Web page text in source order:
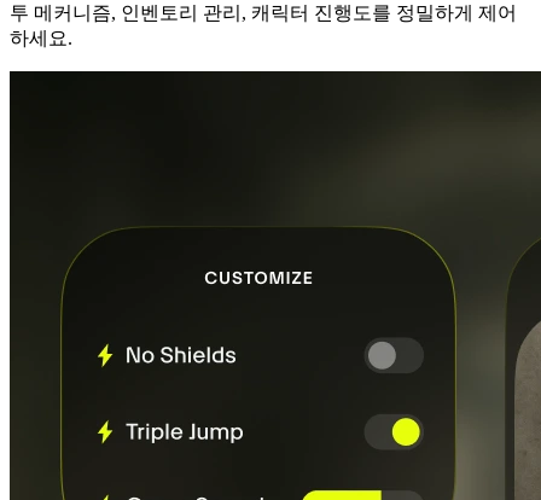
투 메커니즘, 인벤토리 관리, 캐릭터 진행도를 정밀하게 제어
하세요.